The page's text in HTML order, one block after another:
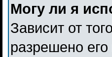
Могу ли я
Зависит от
разрешено его